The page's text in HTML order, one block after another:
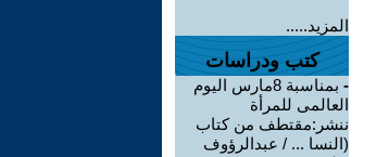
المزيد.....
كتب ودراسات
-
بمناسبة 8مارس اليوم
العالمى للمرأة
ننشر:مقتطف من كتاب
(النسا ... / عبدالرؤوف